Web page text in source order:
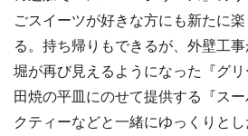
ごスイーツが好きな方にも新たに
る。持ち帰りもできるが、外壁工
堀が再び見えるようになった『グ
田焼の平皿にのせて提供する『ス
クティーなどと一緒にゆっくりと